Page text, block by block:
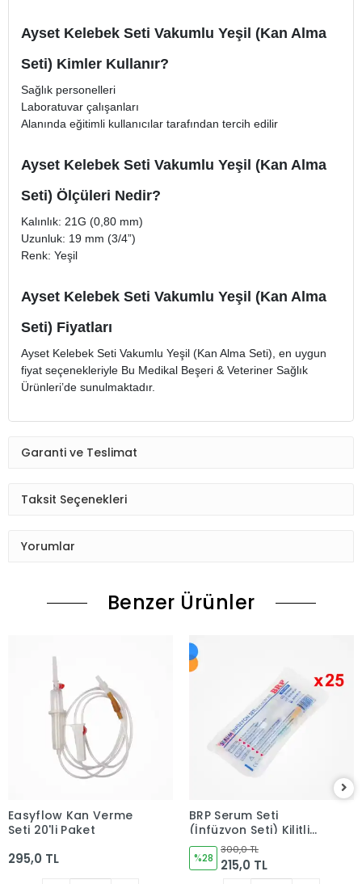
Ayset Kelebek Seti Vakumlu Yeşil (Kan Alma
Seti) Kimler Kullanır?
Sağlık personelleri
Laboratuvar çalışanları
Alanında eğitimli kullanıcılar tarafından tercih edilir
Ayset Kelebek Seti Vakumlu Yeşil (Kan Alma
Seti) Ölçüleri Nedir?
Kalınlık: 21G (0,80 mm)
Uzunluk: 19 mm (3/4”)
Renk: Yeşil
Ayset Kelebek Seti Vakumlu Yeşil (Kan Alma
Seti) Fiyatları
Ayset Kelebek Seti Vakumlu Yeşil (Kan Alma Seti), en uygun
fiyat seçenekleriyle Bu Medikal Beşeri & Veteriner Sağlık
Ürünleri’de sunulmaktadır.
Garanti ve Teslimat
Taksit Seçenekleri
Yorumlar
Benzer Ürünler
Easyflow Kan Verme
Seti 20'li Paket
295,0 TL
BRP Serum Seti
(İnfüzyon Seti) Kilitli
(Vidalı Uç) Yeşil Uçlu
25'li Paket
%28
300,0 TL
215,0 TL